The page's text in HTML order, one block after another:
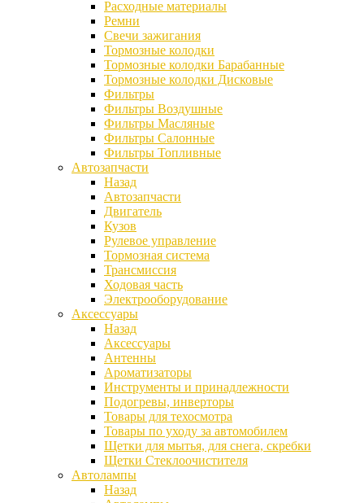
Расходные материалы
Ремни
Свечи зажигания
Тормозные колодки
Тормозные колодки Барабанные
Тормозные колодки Дисковые
Фильтры
Фильтры Воздушные
Фильтры Масляные
Фильтры Салонные
Фильтры Топливные
Автозапчасти
Назад
Автозапчасти
Двигатель
Кузов
Рулевое управление
Тормозная система
Трансмиссия
Ходовая часть
Электрооборудование
Аксессуары
Назад
Аксессуары
Антенны
Ароматизаторы
Инструменты и принадлежности
Подогревы, инверторы
Товары для техосмотра
Товары по уходу за автомобилем
Щетки для мытья, для снега, скребки
Щетки Стеклоочистителя
Автолампы
Назад